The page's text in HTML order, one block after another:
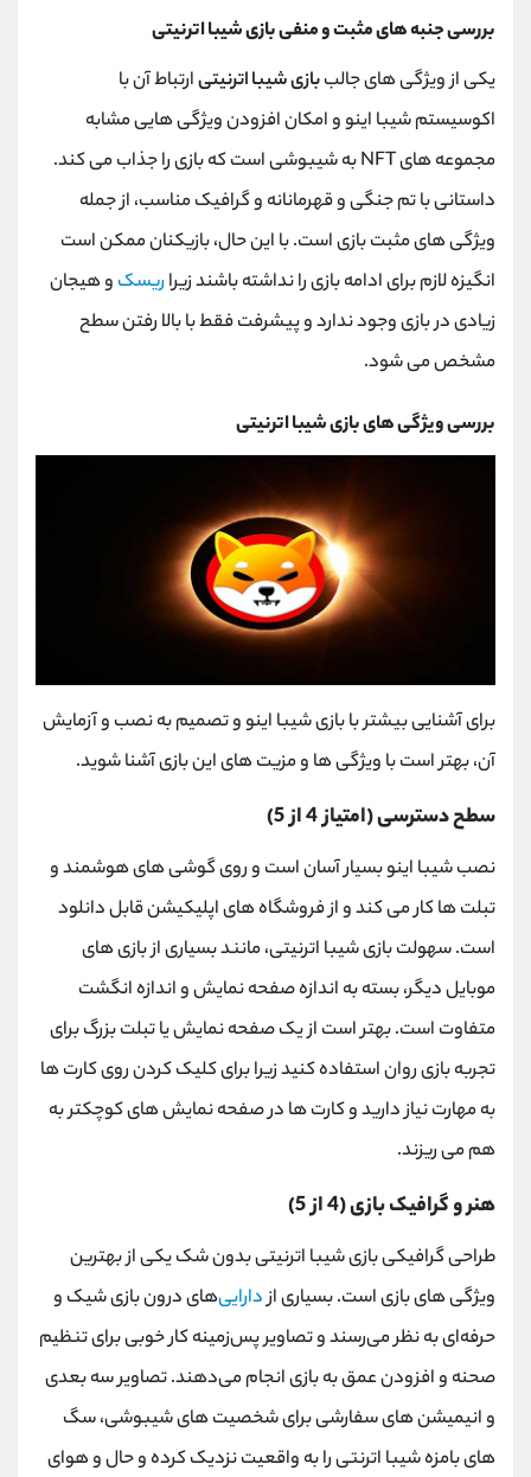
بررسی جنبه های مثبت و منفی بازی شیبا اترنیتی
یکی از ویژگی های جالببازی شیبا اترنیتیارتباط آن با
اکوسیستم شیبا اینو و امکان افزودن ویژگی هایی مشابه
مجموعه هایNFTبه شیبوشی است که بازی را جذاب می کند.
داستانی با تم جنگی و قهرمانانه و گرافیک مناسب، از جمله
ویژگی های مثبت بازی است. با این حال، بازیکنان ممکن است
انگیزه لازم برای ادامه بازی را نداشته باشند زیرا ریسک و هیجان
زیادی در بازی وجود ندارد و پیشرفت فقط با بالا رفتن سطح
مشخص می شود.
بررسی ویژگی های بازی شیبا اترنیتی
برای آشنایی بیشتر با بازی شیبا اینو و تصمیم به نصب و آزمایش
آن، بهتر است با ویژگی ها و مزیت های این بازی آشنا شوید.
سطح دسترسی (امتیاز 4 از 5)
نصب شیبا اینو بسیار آسان است و روی گوشی های هوشمند و
تبلت ها کار می کند و از فروشگاه های اپلیکیشن قابل دانلود
است. سهولت بازی شیبا اترنیتی، مانند بسیاری از بازی های
موبایل دیگر، بسته به اندازه صفحه نمایش و اندازه انگشت
متفاوت است. بهتر است از یک صفحه نمایش یا تبلت بزرگ برای
تجربه بازی روان استفاده کنید زیرا برای کلیک کردن روی کارت ها
به مهارت نیاز دارید و کارت ها در صفحه نمایش های کوچکتر به
هم می ریزند.
هنر و گرافیک بازی (4 از 5)
طراحی گرافیکی بازی شیبا اترنیتی بدون شک یکی از بهترین
ویژگی های بازی است. بسیاری ازدارایی‌های درون بازی شیک و
حرفه‌ای به نظر می‌رسند و تصاویر پس‌زمینه کار خوبی برای تنظیم
صحنه و افزودن عمق به بازی انجام می‌دهند. تصاویر سه بعدی
و انیمیشن های سفارشی برای شخصیت های شیبوشی، سگ
های بامزه شیبا اترنتی را به واقعیت نزدیک کرده و حال و هوای